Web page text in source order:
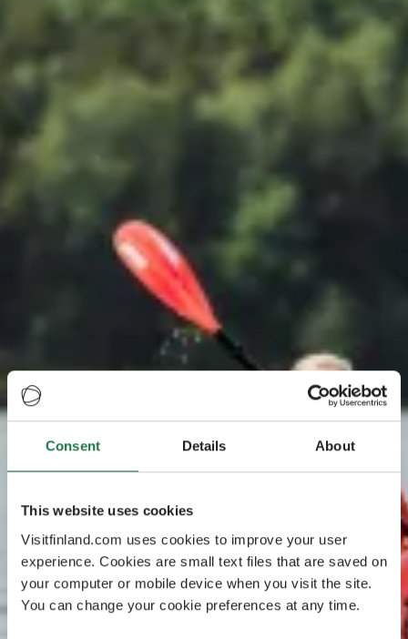
Consent Details About
This website uses cookies
Visitfinland.com uses cookies to improve your user
experience. Cookies are small text files that are saved on
your computer or mobile device when you visit the site.
You can change your cookie preferences at any time.